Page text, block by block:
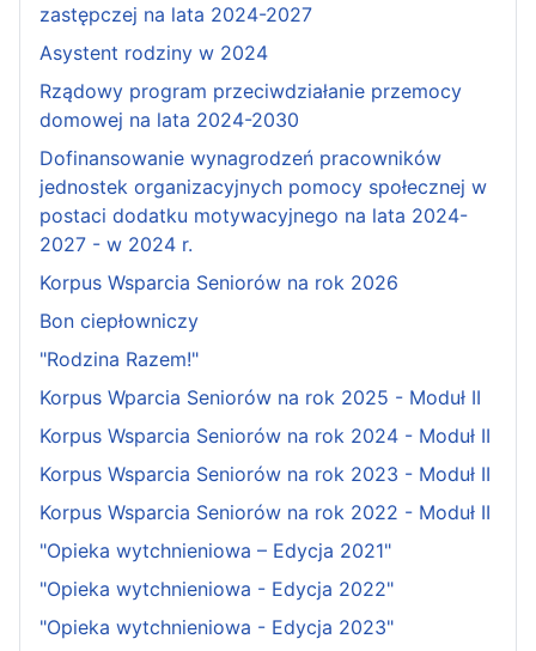
zastępczej na lata 2024-2027
Asystent rodziny w 2024
Rządowy program przeciwdziałanie przemocy
domowej na lata 2024-2030
Dofinansowanie wynagrodzeń pracowników
jednostek organizacyjnych pomocy społecznej w
postaci dodatku motywacyjnego na lata 2024-
2027 - w 2024 r.
Korpus Wsparcia Seniorów na rok 2026
Bon ciepłowniczy
"Rodzina Razem!"
Korpus Wparcia Seniorów na rok 2025 - Moduł II
Korpus Wsparcia Seniorów na rok 2024 - Moduł II
Korpus Wsparcia Seniorów na rok 2023 - Moduł II
Korpus Wsparcia Seniorów na rok 2022 - Moduł II
"Opieka wytchnieniowa – Edycja 2021"
"Opieka wytchnieniowa - Edycja 2022"
"Opieka wytchnieniowa - Edycja 2023"